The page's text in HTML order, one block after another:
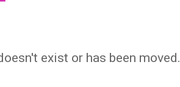
exist or has been moved.